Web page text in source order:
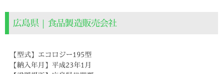
広島県｜食品製造販売会社
【型式】エコロジー195型
【納入年月】平成23年1月